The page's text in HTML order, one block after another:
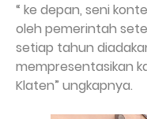
“ ke depan, seni
oleh pemerintah
setiap tahun
mempresentasikan
Klaten” ungkapnya.